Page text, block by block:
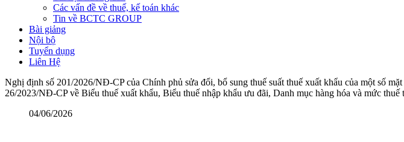
Các vấn đề về thuế, kế toán khác
Tin về BCTC GROUP
Bài giảng
Nội bộ
Tuyển dụng
Liên Hệ
Nghị định số 201/2026/NĐ-CP của Chính phủ sửa đổi, bổ sung thuế suất thuế xuất khẩu của một số
26/2023/NĐ-CP về Biểu thuế xuất khẩu, Biểu thuế nhập khẩu ưu đãi, Danh mục hàng hóa và mức
04/06/2026